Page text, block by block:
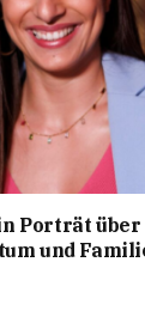
Porträt
und